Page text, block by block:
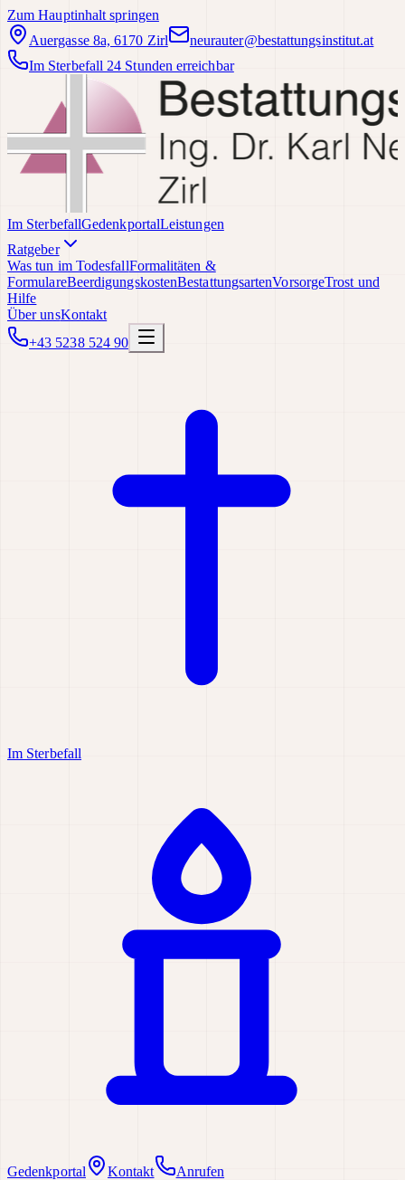
Zum Hauptinhalt springen
Auergasse 8a, 6170 Zirl
neurauter@bestattungsinstitut.at
Im Sterbefall 24 Stunden erreichbar
Im SterbefallGedenkportalLeistungen
Ratgeber
Was tun im TodesfallFormalitäten &
FormulareBeerdigungskostenBestattungsartenVorsorgeTrost und
Hilfe
Über unsKontakt
+43 5238 524 90
Im Sterbefall
Gedenkportal Kontakt Anrufen